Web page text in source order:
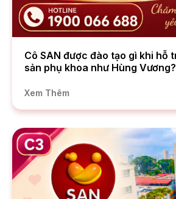
Cô SAN được đào tạo gì khi hỗ
sản phụ khoa như Hùng Vương?
Xem Thêm